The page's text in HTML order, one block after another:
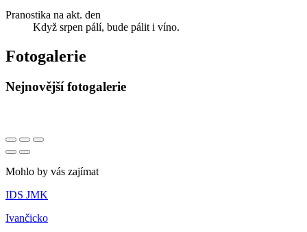
Pranostika na akt. den
Když srpen pálí, bude pálit i víno.
Fotogalerie
Nejnovější fotogalerie
Mohlo by vás zajímat
IDS JMK
Ivančicko